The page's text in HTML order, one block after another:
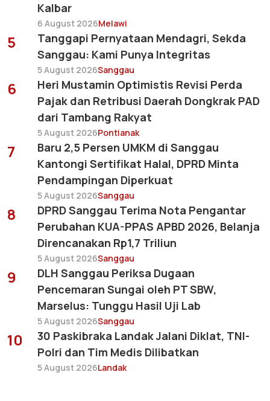
Kalbar
6 August 2026Melawi
5
Tanggapi Pernyataan Mendagri, Sekda
Sanggau: Kami Punya Integritas
5 August 2026Sanggau
6
Heri Mustamin Optimistis Revisi Perda
Pajak dan Retribusi Daerah Dongkrak PAD
dari Tambang Rakyat
5 August 2026Pontianak
7
Baru 2,5 Persen UMKM di Sanggau
Kantongi Sertifikat Halal, DPRD Minta
Pendampingan Diperkuat
5 August 2026Sanggau
8
DPRD Sanggau Terima Nota Pengantar
Perubahan KUA-PPAS APBD 2026, Belanja
Direncanakan Rp1,7 Triliun
5 August 2026Sanggau
9
DLH Sanggau Periksa Dugaan
Pencemaran Sungai oleh PT SBW,
Marselus: Tunggu Hasil Uji Lab
5 August 2026Sanggau
10
30 Paskibraka Landak Jalani Diklat, TNI-
Polri dan Tim Medis Dilibatkan
5 August 2026Landak